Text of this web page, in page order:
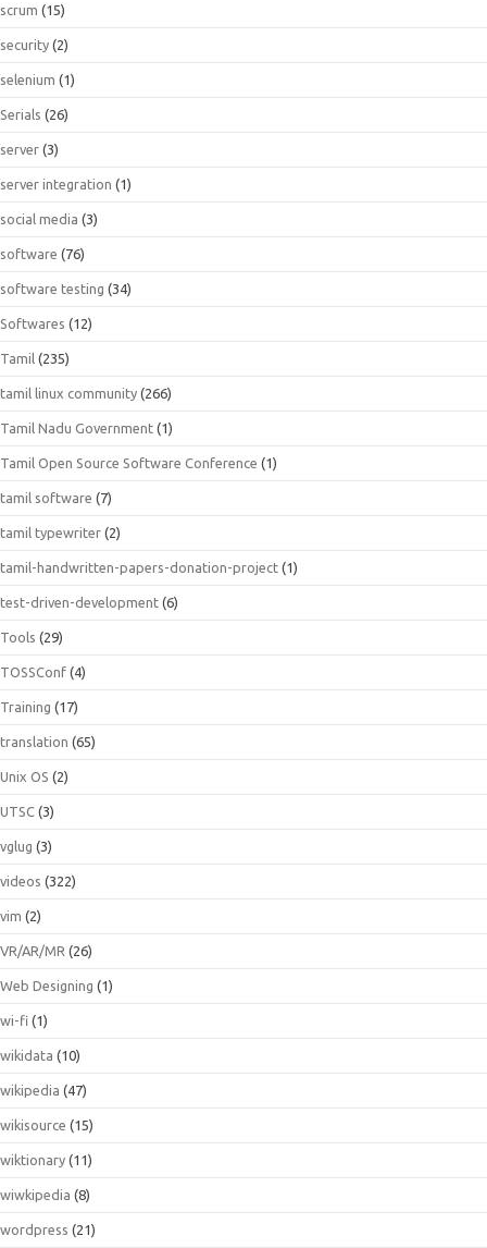
scrum (15)
security (2)
selenium (1)
Serials (26)
server (3)
server integration (1)
social media (3)
software (76)
software testing (34)
Softwares (12)
Tamil (235)
tamil linux community (266)
Tamil Nadu Government (1)
Tamil Open Source Software Conference (1)
tamil software (7)
tamil typewriter (2)
tamil-handwritten-papers-donation-project (1)
test-driven-development (6)
Tools (29)
TOSSConf (4)
Training (17)
translation (65)
Unix OS (2)
UTSC (3)
vglug (3)
videos (322)
vim (2)
VR/AR/MR (26)
Web Designing (1)
wi-fi (1)
wikidata (10)
wikipedia (47)
wikisource (15)
wiktionary (11)
wiwkipedia (8)
wordpress (21)